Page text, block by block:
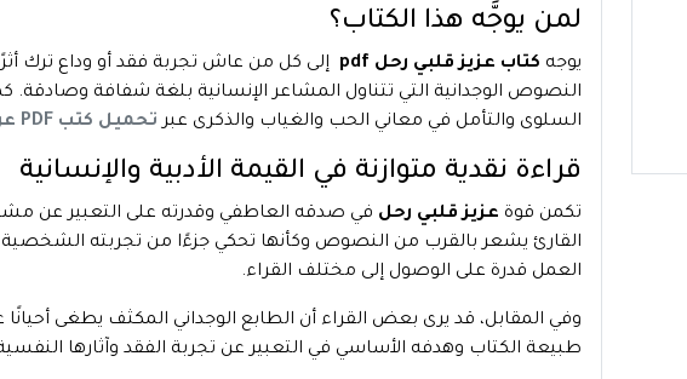
لمن يوجَّه هذا الكتاب؟
يوجه كتاب عزيز قلبي رحل pdf
إلى كل من عاش تجربة فقد أو وداع ترك
النصوص الوجدانية التي تتناول المشاعر الإنسانية بلغة شفافة
السلوى والتأمل في معاني الحب والغياب والذكرى عبر تحميل كتب PDF عربية بدون تسجيل
قراءة نقدية متوازنة في القيمة الأدبية والإنسانية
تكمن قوة عزيز قلبي رحل في صدقه العاطفي وقدرته على التعبير عن
القارئ يشعر بالقرب من النصوص وكأنها تحكي جزءًا من تجربته الشخصية.
العمل قدرة على الوصول إلى مختلف القراء.
وفي المقابل، قد يرى بعض القراء أن الطابع الوجداني المكثف يطغى
طبيعة الكتاب وهدفه الأساسي في التعبير عن تجربة الفقد وآثارها